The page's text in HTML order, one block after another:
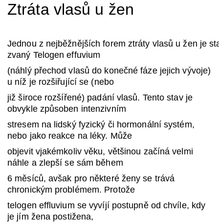
Ztráta vlasů u žen
Jednou z nejběžnějších forem ztráty vlasů u žen je
zvaný Telogen effuvium
(náhlý přechod vlasů do konečné fáze jejich vývoje)
u níž je rozšiřující se (nebo
již široce rozšířené) padání vlasů. Tento stav je
obvykle způsoben intenzivním
stresem na lidský fyzický či hormonální systém,
nebo jako reakce na léky. Může
objevit vjakémkoliv věku, většinou začíná velmi
náhle a zlepší se sám během
6 měsíců, avšak pro některé ženy se trává
chronickým problémem. Protože
telogen effluvium se vyvíjí postupně od chvíle, kdy
je jím žena postižena,